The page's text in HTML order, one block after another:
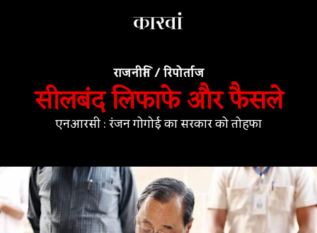
राजनीति/रिपोर्ताज
सीलबंद लिफाफे और फैसले
एनआरसी : रंजन गोगोई का सरकार को तोहफा